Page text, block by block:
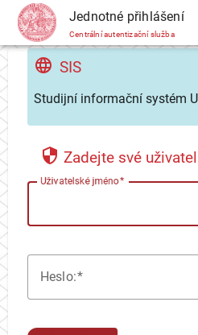
CAS Jednotné přihlášení
Centrální autentizační služba
SIS
Studijní informační systém
Zadejte své
Uživatelské jméno
Heslo: